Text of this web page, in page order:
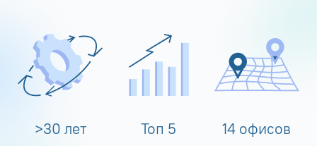
>30 лет Топ 5 14 офисов